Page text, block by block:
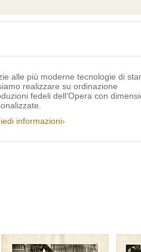
alle più moderne tecnologie di
realizzare su ordinazione
fedeli dell’Opera con
informazioni›